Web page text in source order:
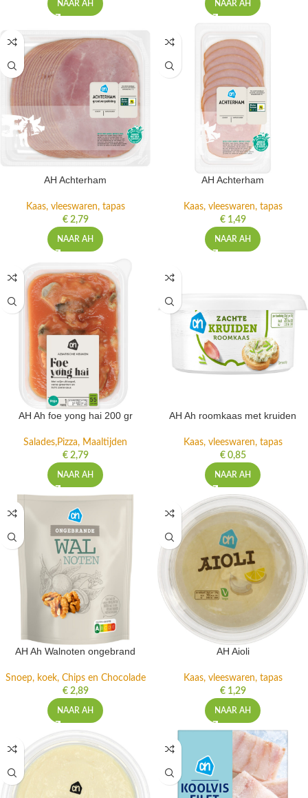
NAAR AH NAAR AH
AH Achterham
Kaas, vleeswaren, tapas
€2,79
NAAR AH
AH Achterham
Kaas, vleeswaren, tapas
€1,49
NAAR AH
AH Ah foe yong hai 200 gr
Salades,Pizza, Maaltijden
€2,79
NAAR AH
AH Ah roomkaas met kruiden
Kaas, vleeswaren, tapas
€0,85
NAAR AH
AH Ah Walnoten ongebrand
Snoep, koek, Chips en Chocolade
€2,89
NAAR AH
AH Aioli
Kaas, vleeswaren, tapas
€1,29
NAAR AH